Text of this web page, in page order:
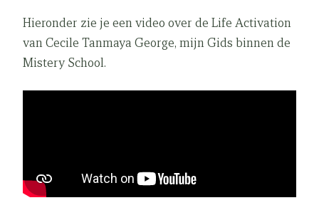
Hieronder zie je een video over de Life Activation
van Cecile Tanmaya George, mijn Gids binnen de
Mistery School.